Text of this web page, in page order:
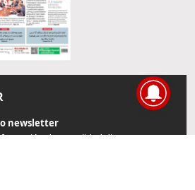
newsletter
de actualidad directamente en